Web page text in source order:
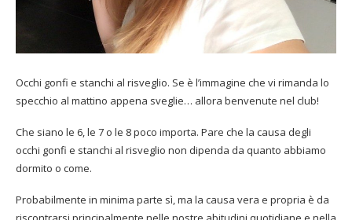
Occhi gonfi e stanchi al risveglio. Se è l’immagine che vi rimanda lo
specchio al mattino appena sveglie… allora benvenute nel club!
Che siano le 6, le 7 o le 8 poco importa. Pare che la causa degli
occhi gonfi e stanchi al risveglio non dipenda da quanto abbiamo
dormito o come.
Probabilmente in minima parte sì, ma la causa vera e propria è da